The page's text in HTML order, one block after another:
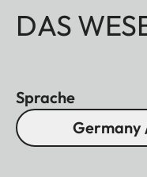
DAS
Sprache
Germany